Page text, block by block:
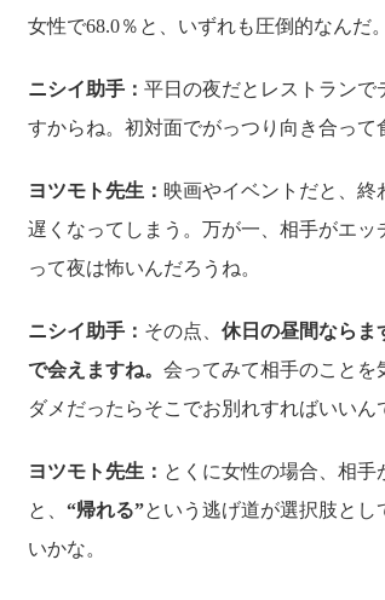
女性で68.0％と、いずれも圧倒的なんだ。
ニシイ助手： 平日の夜だとレストラン
すからね。初対面でがっつり向き合って
ヨツモト先生： 映画やイベントだと、終
遅くなってしまう。万が一、相手がエ
って夜は怖いんだろうね。
ニシイ助手： その点、 休日の昼間ならま
で会えますね。 会ってみて相手のことを
ダメだったらそこでお別れすればいいん
ヨツモト先生： とくに女性の場合、相
と、 “帰れる”という逃げ道が選択肢と
いかな。